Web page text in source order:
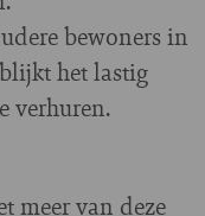
bewoners in
het lastig
verhuren.
meer van deze